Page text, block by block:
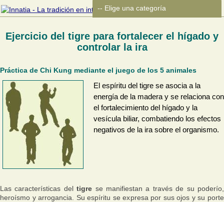
Ejercicio del tigre para fortalecer el hígado y
controlar la ira
Práctica de Chi Kung mediante el juego de los 5 animales
El espíritu del tigre se asocia a la
energía de la madera y se relaciona con
el fortalecimiento del hígado y la
vesícula biliar, combatiendo los efectos
negativos de la ira sobre el organismo.
Las características deltigre se manifiestan a través de su poderío,
heroísmo y arrogancia. Su espíritu se expresa por sus ojos y su porte